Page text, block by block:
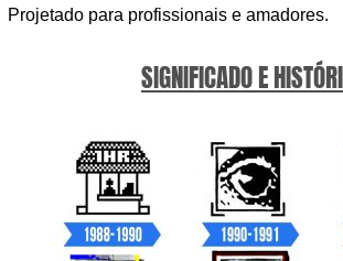
Projetado para profissionais e amadores.
SIGNIFICADO E